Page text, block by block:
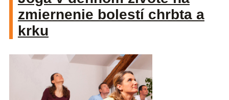
zmiernenie bolestí chrbta a
krku